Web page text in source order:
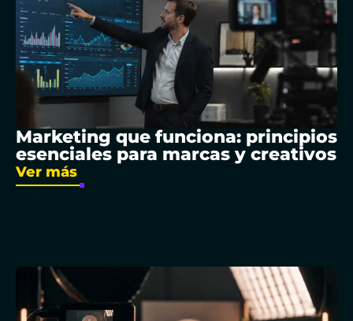
Marketing que funciona: principios
esenciales para marcas y creativos
Ver más